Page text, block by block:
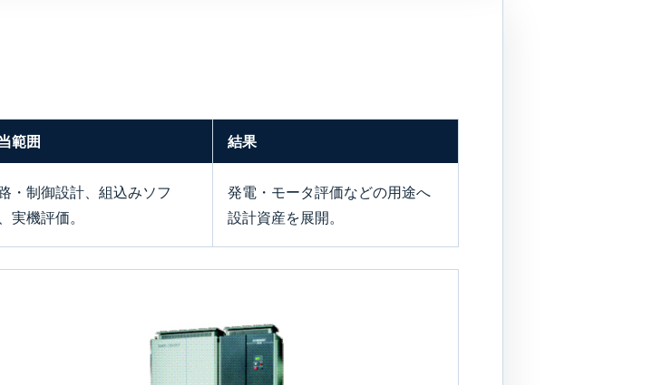
範囲
・制御設計、組込みソフ
実機評価。
結果
発電・モータ評価などの用途へ
設計資産を展開。